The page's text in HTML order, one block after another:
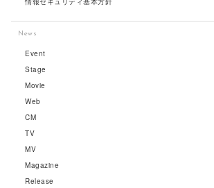
News
Event
Stage
Movie
Web
CM
TV
MV
Magazine
Release